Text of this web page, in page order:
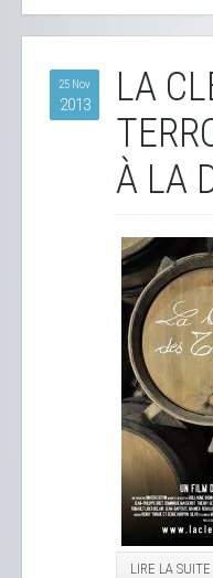
25 Nov
2013
LA
À LA
LIRE LA SUITE